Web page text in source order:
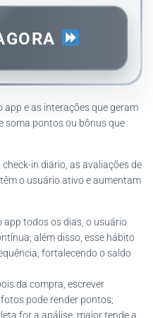
e as interações que geram
soma pontos ou bônus que
in diário, as avaliações de
o usuário ativo e aumentam
app todos os dias, o usuário
além disso, esse hábito
fortalecendo o saldo
da compra, escrever
pode render pontos;
for a análise, maior tende a